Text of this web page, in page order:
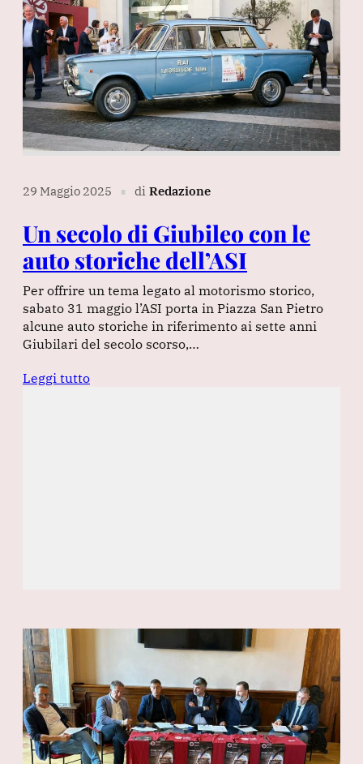
29 Maggio 2025 ∎ di Redazione
Un secolo di Giubileo con le
auto storiche dell’ASI
Per offrire un tema legato al motorismo storico,
sabato 31 maggio l’ASI porta in Piazza San Pietro
alcune auto storiche in riferimento ai sette anni
Giubilari del secolo scorso,…
Leggi tutto